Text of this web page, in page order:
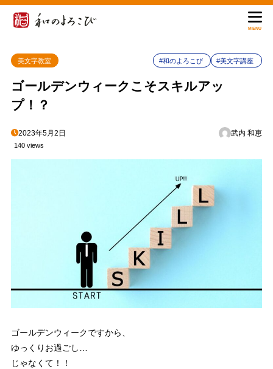
MENU
美文字教室 #和のよろこび #美文字講座
ゴールデンウィークこそスキルアッ
プ！？
2023年5月2日 武内 和恵
140 views
ゴールデンウィークですから、
ゆっくりお過ごし…
じゃなくて！！